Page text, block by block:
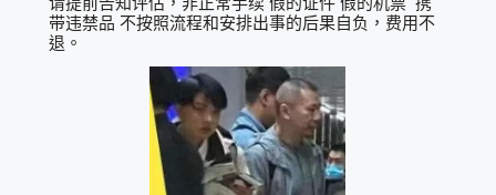
带违禁品 不按照流程和安排出事的后果自负，费用不
退。